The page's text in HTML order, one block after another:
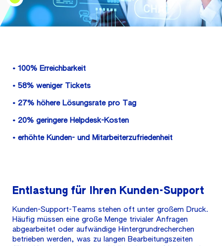
• 100% Erreichbarkeit
• 58% weniger Tickets
• 27% höhere Lösungsrate pro Tag
• 20% geringere Helpdesk-Kosten
• erhöhte Kunden- und Mitarbeiterzufriedenheit
Entlastung für Ihren Kunden-Support
Kunden-Support-Teams stehen oft unter großem Druck.
Häufig müssen eine große Menge trivialer Anfragen
abgearbeitet oder aufwändige Hintergrundrecherchen
betrieben werden, was zu langen Bearbeitungszeiten